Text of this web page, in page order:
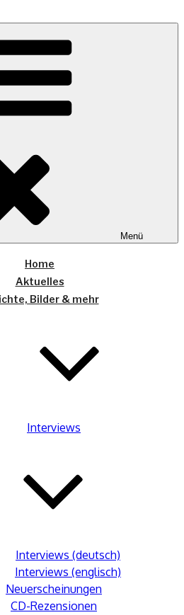
Zuhause ist
Menü
Home
Aktuelles
Bilder & mehr
Interviews
Interviews (deutsch)
Interviews (englisch)
Neuerscheinungen
CD-Rezensionen